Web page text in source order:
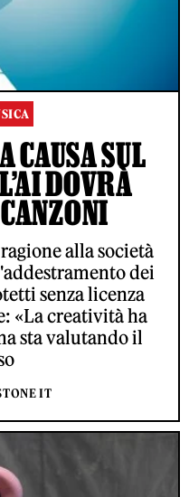
CAUSA SUL
DOVRÀ
alla società
dei
senza licenza
«La creatività ha
sta valutando il
IT